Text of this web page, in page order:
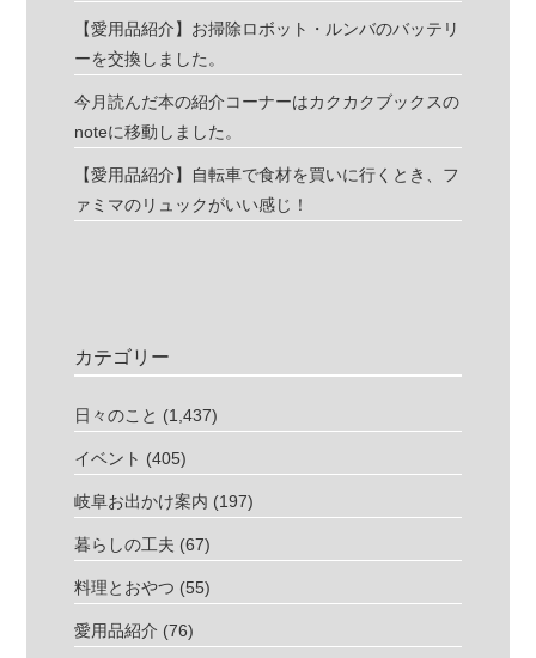
【愛用品紹介】お掃除ロボット・ルンバのバッテリ
ーを交換しました。
今月読んだ本の紹介コーナーはカクカクブックスの
noteに移動しました。
【愛用品紹介】自転車で食材を買いに行くとき、フ
ァミマのリュックがいい感じ！
カテゴリー
日々のこと (1,437)
イベント (405)
岐阜お出かけ案内 (197)
暮らしの工夫 (67)
料理とおやつ (55)
愛用品紹介 (76)